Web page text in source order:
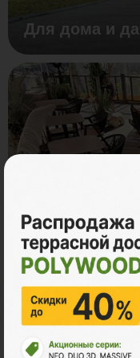
Для дома и
Для